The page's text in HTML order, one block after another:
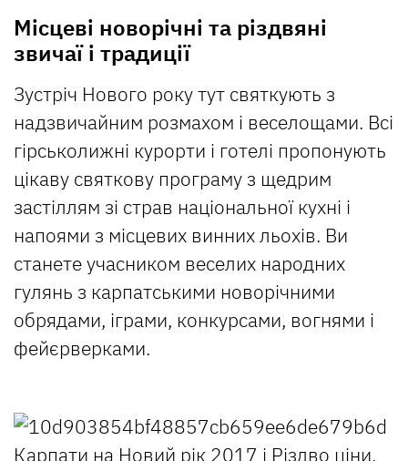
Місцеві новорічні та різдвяні
звичаї і традиції
Зустріч Нового року тут святкують з
надзвичайним розмахом і веселощами. Всі
гірськолижні курорти і готелі пропонують
цікаву святкову програму з щедрим
застіллям зі страв національної кухні і
напоями з місцевих винних льохів. Ви
станете учасником веселих народних
гулянь з карпатськими новорічними
обрядами, іграми, конкурсами, вогнями і
фейєрверками.